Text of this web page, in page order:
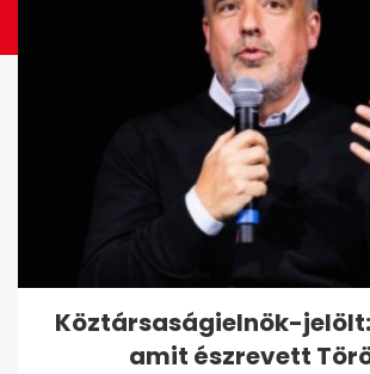
Itt a bejelentés:
nem táncol, Szabó
Köztársaságielnök-
amit észrevett